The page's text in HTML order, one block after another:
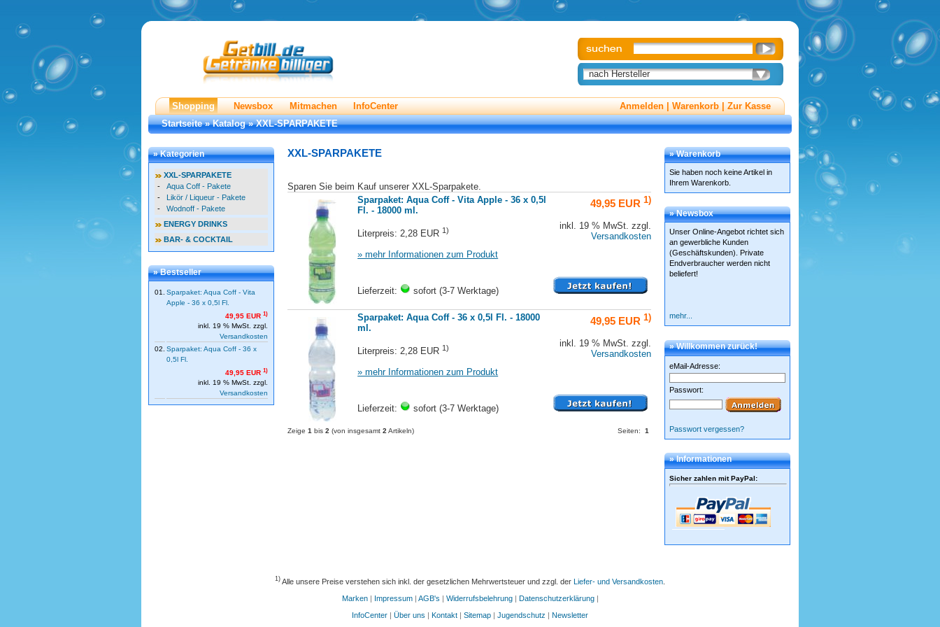
nach Hersteller
Shopping Newsbox Mitmachen InfoCenter Anmelden|Warenkorb|Zur Kasse
Startseite»Katalog»XXL-SPARPAKETE
» Kategorien
XXL-SPARPAKETE
- Aqua Coff - Pakete
- Likör / Liqueur - Pakete
- Wodnoff - Pakete
ENERGY DRINKS
BAR- & COCKTAIL
» Bestseller
01. Sparpaket: Aqua Coff - Vita
Apple - 36 x 0,5l Fl.
49,95 EUR 1)
inkl. 19 % MwSt. zzgl.
Versandkosten
02. Sparpaket: Aqua Coff - 36 x
0,5l Fl.
49,95 EUR 1)
inkl. 19 % MwSt. zzgl.
Versandkosten
XXL-SPARPAKETE
Sparen Sie beim Kauf unserer XXL-Sparpakete.
Sparpaket: Aqua Coff - Vita Apple - 36 x 0,5l
Fl. - 18000 ml.
Literpreis: 2,28 EUR1)
» mehr Informationen zum Produkt
Lieferzeit: sofort (3-7 Werktage)
49,95 EUR1)
inkl. 19 % MwSt. zzgl.
Versandkosten
Sparpaket: Aqua Coff - 36 x 0,5l Fl. - 18000
ml.
Literpreis: 2,28 EUR1)
» mehr Informationen zum Produkt
Lieferzeit: sofort (3-7 Werktage)
49,95 EUR1)
inkl. 19 % MwSt. zzgl.
Versandkosten
Zeige1 bis2 (von insgesamt2 Artikeln) Seiten:1
» Warenkorb
Sie haben noch keine Artikel in
Ihrem Warenkorb.
» Newsbox
Unser Online-Angebot richtet sich
an gewerbliche Kunden
(Geschäftskunden). Private
Endverbraucher werden nicht
beliefert!
mehr...
» Willkommen zurück!
eMail-Adresse:
Passwort:
Passwort vergessen?
» Informationen
Sicher zahlen mit PayPal:
1) Alle unsere Preise verstehen sich inkl. der gesetzlichen Mehrwertsteuer und zzgl. der Liefer- und Versandkosten
Marken| Impressum| AGB's | Widerrufsbelehrung| Datenschutzerklärung|
InfoCenter | Über uns | Kontakt | Sitemap | Jugendschutz | Newsletter